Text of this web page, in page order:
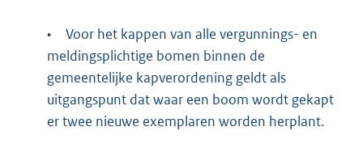
•
Voor het kappen van alle vergunnings- en
meldingsplichtige bomen binnen de
gemeentelijke kapverordening geldt als
uitgangspunt dat waar een boom wordt gekapt
er twee nieuwe exemplaren worden herplant.